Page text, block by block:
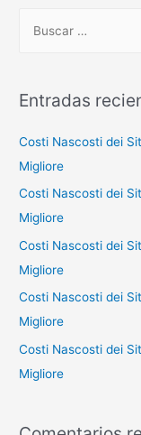
c
r
p
o
r
:
Entradas
Costi Nascosti dei
Migliore
Costi Nascosti dei
Migliore
Costi Nascosti dei
Migliore
Costi Nascosti dei
Migliore
Costi Nascosti dei
Migliore